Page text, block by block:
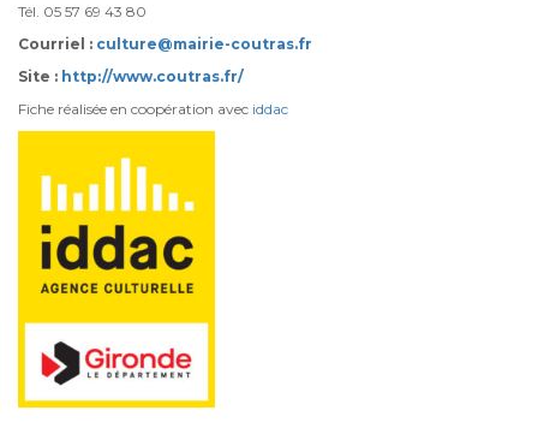
Tél. 05 57 69 43 80
Courriel : culture@mairie-coutras.fr
Site : http://www.coutras.fr/
Fiche réalisée en coopération avec iddac